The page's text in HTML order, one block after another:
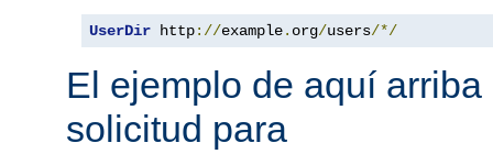
UserDir http://example. org/users/*/
El ejemplo de aquí
solicitud para